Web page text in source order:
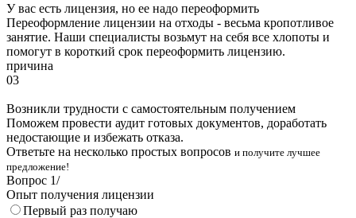
У вас есть лицензия, но ее надо переоформить
Переоформление лицензии на отходы - весьма кропотливое
занятие. Наши специалисты возьмут на себя все хлопоты и
помогут в короткий срок переоформить лицензию.
причина
03
Возникли трудности с самостоятельным получением
Поможем провести аудит готовых документов, доработать
недостающие и избежать отказа.
Ответьте на несколько простых вопросов и получите лучшее
предложение!
Вопрос 1/
Опыт получения лицензии
Первый раз получаю